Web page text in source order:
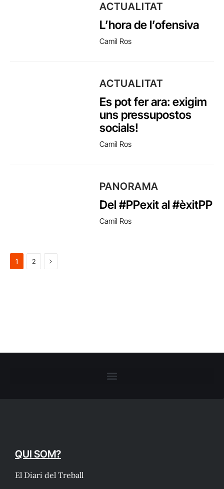
ACTUALITAT
L’hora de l’ofensiva
Camil Ros
ACTUALITAT
Es pot fer ara: exigim
uns pressupostos
socials!
Camil Ros
PANORAMA
Del #PPexit al #èxitPP
Camil Ros
1 2 Next
QUI SOM?
El Diari del Treball